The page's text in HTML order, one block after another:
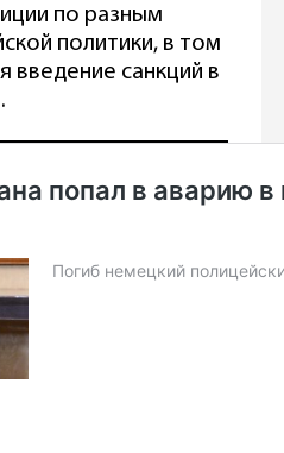
по разным
политики, в том
введение санкций в